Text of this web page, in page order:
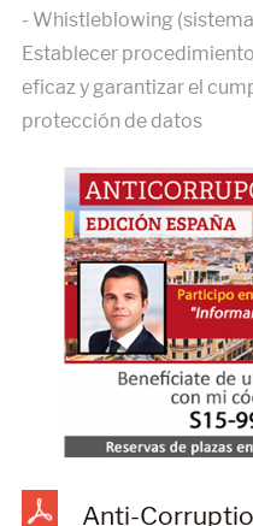
- Whistleblowing
Establecer
eficaz y garantizar el
protección de datos
Anti-